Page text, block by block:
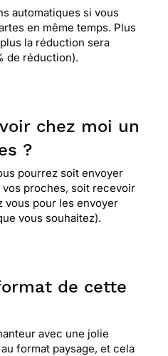
automatiques si vous
en même temps. Plus
la réduction sera
de réduction).
chez moi un
?
pourrez soit envoyer
proches, soit recevoir
vous pour les envoyer
vous souhaitez).
de cette
avec une jolie
format paysage, et cela